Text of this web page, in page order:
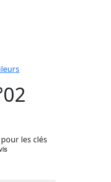
les clés